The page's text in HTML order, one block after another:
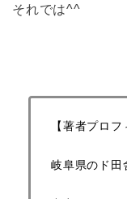
それでは^^
【著者プロフ
岐阜県のド田